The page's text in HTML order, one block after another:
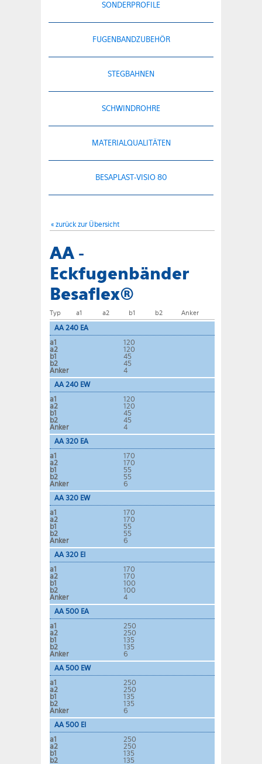
SONDERPROFILE
FUGENBANDZUBEHÖR
STEGBAHNEN
SCHWINDROHRE
MATERIALQUALITÄTEN
BESAPLAST-VISIO 80
« zurück zur Übersicht
AA -
Eckfugenbänder
Besaflex®
Typ a1 a2 b1 b2 Anker
AA 240 EA
a1
120
a2
120
b1
45
b2
45
Anker
4
AA 240 EW
a1
120
a2
120
b1
45
b2
45
Anker
4
AA 320 EA
a1
170
a2
170
b1
55
b2
55
Anker
6
AA 320 EW
a1
170
a2
170
b1
55
b2
55
Anker
6
AA 320 EI
a1
170
a2
170
b1
100
b2
100
Anker
4
AA 500 EA
a1
250
a2
250
b1
135
b2
135
Anker
6
AA 500 EW
a1
250
a2
250
b1
135
b2
135
Anker
6
AA 500 EI
a1
250
a2
250
b1
135
b2
135